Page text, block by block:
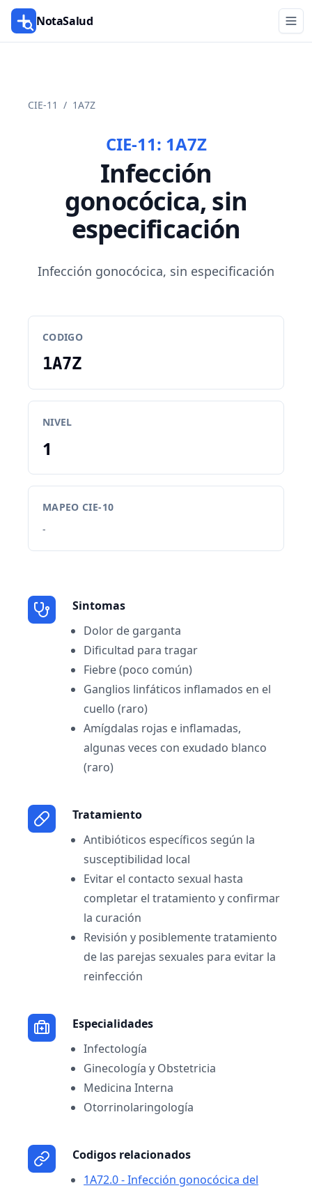
NotaSalud
CIE-11 / 1A7Z
CIE-11: 1A7Z
Infección
gonocócica, sin
especificación
Infección gonocócica, sin especificación
CODIGO
1A7Z
NIVEL
1
MAPEO CIE-10
-
Sintomas
Dolor de garganta
Dificultad para tragar
Fiebre (poco común)
Ganglios linfáticos inflamados en el
cuello (raro)
Amígdalas rojas e inflamadas,
algunas veces con exudado blanco
(raro)
Tratamiento
Antibióticos específicos según la
susceptibilidad local
Evitar el contacto sexual hasta
completar el tratamiento y confirmar
la curación
Revisión y posiblemente tratamiento
de las parejas sexuales para evitar la
reinfección
Especialidades
Infectología
Ginecología y Obstetricia
Medicina Interna
Otorrinolaringología
Codigos relacionados
1A72.0 - Infección gonocócica del